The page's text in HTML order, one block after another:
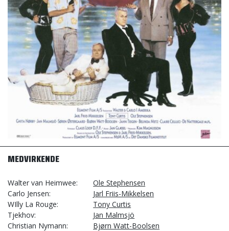
MEDVIRKENDE
Walter van Heimwee
Ole Stephensen
Carlo Jensen
Jarl Friis-Mikkelsen
WIlly La Rouge
Tony Curtis
Tjekhov
Jan Malmsjö
Christian Nymann
Bjørn Watt-Boolsen